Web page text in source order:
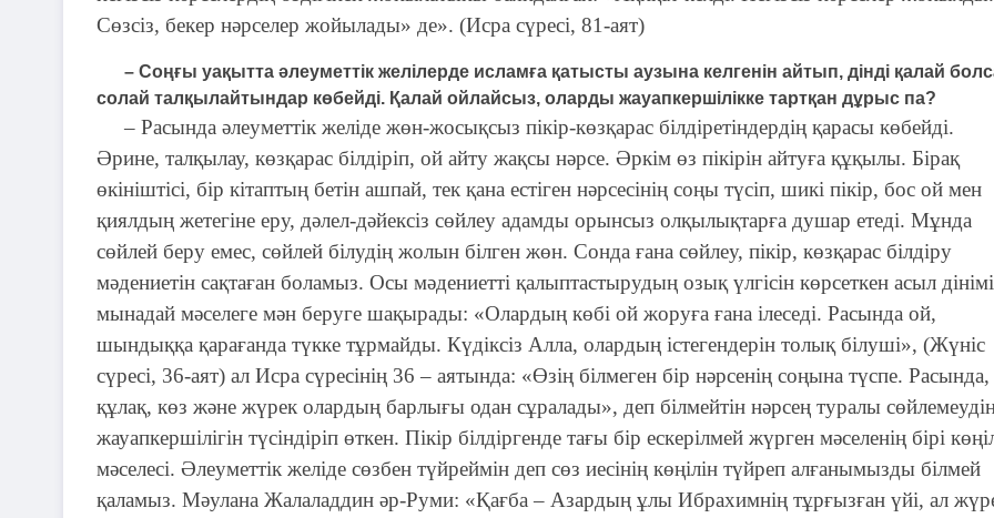
Сөзсіз, бекер нәрселер жойылады» де». (Исра сүресі, 81-аят)
– Соңғы уақытта әлеуметтік желілерде исламға қатысты аузына келгенін айтып, дінді қалай
солай талқылайтындар көбейді. Қалай ойлайсыз, оларды жауапкершілікке тартқан дұрыс па?
– Расында әлеуметтік желіде жөн-жосықсыз пікір-көзқарас білдіретіндердің қарасы көбейді.
Әрине, талқылау, көзқарас білдіріп, ой айту жақсы нәрсе. Әркім өз пікірін айтуға құқылы. Бірақ
өкініштісі, бір кітаптың бетін ашпай, тек қана естіген нәрсесінің соңы түсіп, шикі пікір, бос ой мен
қиялдың жетегіне еру, дәлел-дәйексіз сөйлеу адамды орынсыз олқылықтарға душар етеді. Мұнда
сөйлей беру емес, сөйлей білудің жолын білген жөн. Сонда ғана сөйлеу, пікір, көзқарас білдіру
мәдениетін сақтаған боламыз. Осы мәдениетті қалыптастырудың озық үлгісін көрсеткен асыл
мынадай мәселеге мән беруге шақырады: «Олардың көбі ой жоруға ғана ілеседі. Расында ой,
шындыққа қарағанда түкке тұрмайды. Күдіксіз Алла, олардың істегендерін толық білуші», (Жүніс
сүресі, 36-аят) ал Исра сүресінің 36 – аятында: «Өзің білмеген бір нәрсенің соңына түспе. Расында,
құлақ, көз және жүрек олардың барлығы одан сұралады», деп білмейтін нәрсең туралы
жауапкершілігін түсіндіріп өткен. Пікір білдіргенде тағы бір ескерілмей жүрген мәселенің бірі
мәселесі. Әлеуметтік желіде сөзбен түйреймін деп сөз иесінің көңілін түйреп алғанымызды білмей
қаламыз. Мәулана Жалаладдин әр-Руми: «Қағба – Азардың ұлы Ибрахимнің тұрғызған үйі, ал